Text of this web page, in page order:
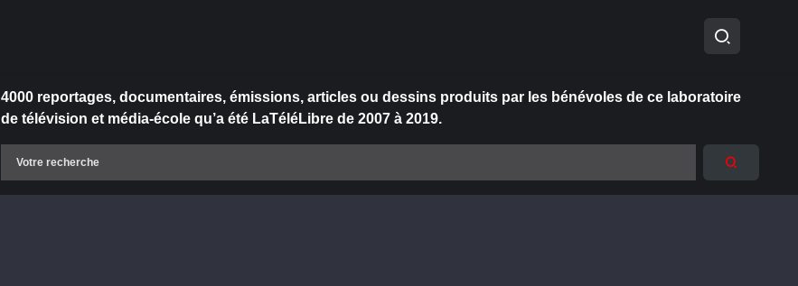
4000 reportages, documentaires, émissions, articles ou dessins produits par les bénévoles de ce laboratoire
de télévision et média-école qu’a été LaTéléLibre de 2007 à 2019.